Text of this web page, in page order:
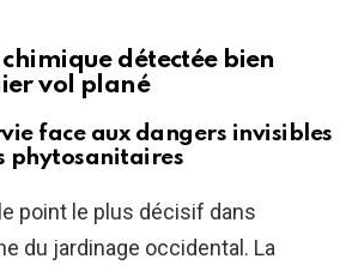
chimique détectée bien
vol plané
face aux dangers invisibles
phytosanitaires
point le plus décisif dans
du jardinage occidental. La